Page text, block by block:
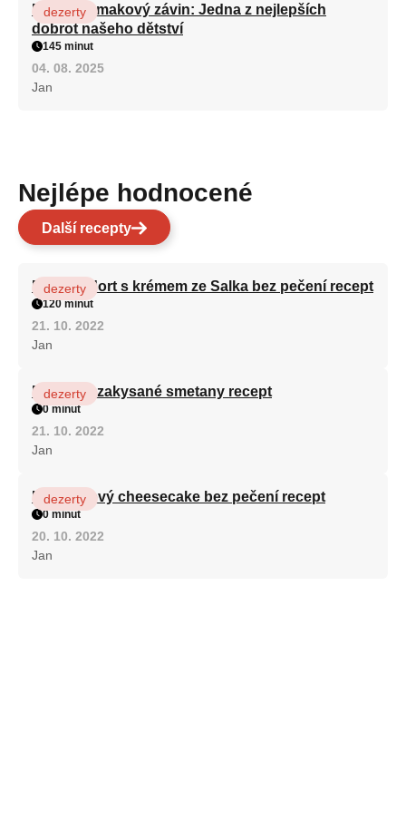
Babiččin makový závin: Jedna z nejlepších
dobrot našeho dětství
dezerty
145 minut
04. 08. 2025
Jan
Nejlépe hodnocené
Další recepty
Patrový dort s krémem ze Salka bez pečení recept
dezerty
120 minut
21. 10. 2022
Jan
Fánky ze zakysané smetany recept
dezerty
0 minut
21. 10. 2022
Jan
Karamelový cheesecake bez pečení recept
dezerty
0 minut
20. 10. 2022
Jan